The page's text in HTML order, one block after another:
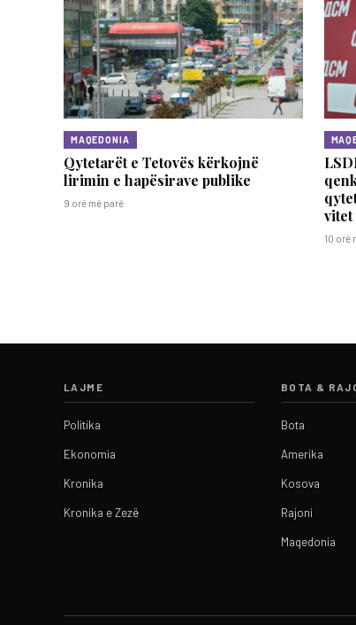
MAQEDONIA
Qytetarët e Tetovës kërkojnë
lirimin e hapësirave publike
9 orë më parë
vitet
10 orë
LAJME
Politika
Ekonomia
Kronika
Kronika e Zezë
BOTA &
Bota
Amerika
Kosova
Rajoni
Maqedonia